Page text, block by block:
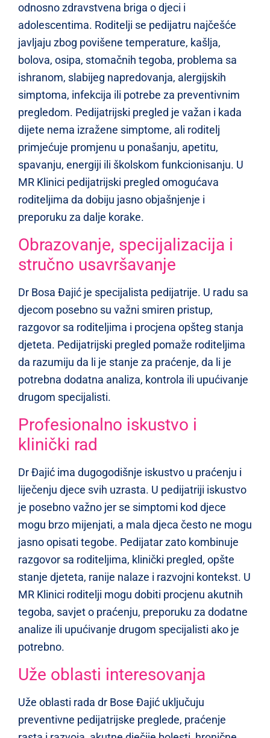
odnosno zdravstvena briga o djeci i
adolescentima. Roditelji se pedijatru najčešće
javljaju zbog povišene temperature, kašlja,
bolova, osipa, stomačnih tegoba, problema sa
ishranom, slabijeg napredovanja, alergijskih
simptoma, infekcija ili potrebe za preventivnim
pregledom. Pedijatrijski pregled je važan i kada
dijete nema izražene simptome, ali roditelj
primjećuje promjenu u ponašanju, apetitu,
spavanju, energiji ili školskom funkcionisanju. U
MR Klinici pedijatrijski pregled omogućava
roditeljima da dobiju jasno objašnjenje i
preporuku za dalje korake.
Obrazovanje, specijalizacija i
stručno usavršavanje
Dr Bosa Đajić je specijalista pedijatrije. U radu sa
djecom posebno su važni smiren pristup,
razgovor sa roditeljima i procjena opšteg stanja
djeteta. Pedijatrijski pregled pomaže roditeljima
da razumiju da li je stanje za praćenje, da li je
potrebna dodatna analiza, kontrola ili upućivanje
drugom specijalisti.
Profesionalno iskustvo i
klinički rad
Dr Đajić ima dugogodišnje iskustvo u praćenju i
liječenju djece svih uzrasta. U pedijatriji iskustvo
je posebno važno jer se simptomi kod djece
mogu brzo mijenjati, a mala djeca često ne mogu
jasno opisati tegobe. Pedijatar zato kombinuje
razgovor sa roditeljima, klinički pregled, opšte
stanje djeteta, ranije nalaze i razvojni kontekst. U
MR Klinici roditelji mogu dobiti procjenu akutnih
tegoba, savjet o praćenju, preporuku za dodatne
analize ili upućivanje drugom specijalisti ako je
potrebno.
Uže oblasti interesovanja
Uže oblasti rada dr Bose Đajić uključuju
preventivne pedijatrijske preglede, praćenje